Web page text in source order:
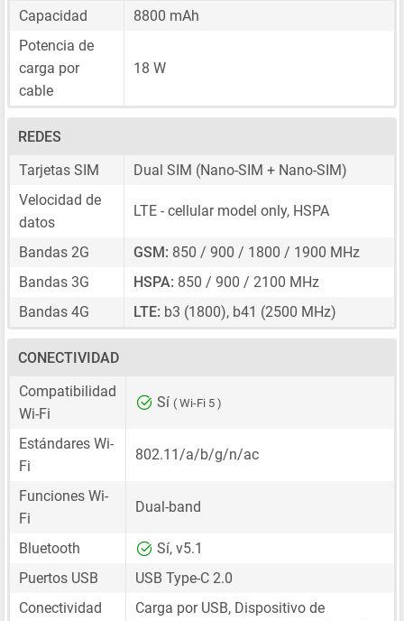
Capacidad
8800 mAh
Potencia de
carga por
cable
18 W
REDES
Tarjetas SIM
Dual SIM (Nano-SIM + Nano-SIM)
Velocidad de
datos
LTE - cellular model only, HSPA
Bandas 2G GSM: 850 / 900 / 1800 / 1900 MHz
Bandas 3G
HSPA: 850 / 900 / 2100 MHz
Bandas 4G
LTE: b3 (1800), b41 (2500 MHz)
CONECTIVIDAD
Compatibilidad
Wi-Fi
Sí ( Wi-Fi 5 )
Estándares Wi-
Fi
802.11/a/b/g/n/ac
Funciones Wi-
Fi
Dual-band
Bluetooth
Sí, v5.1
Puertos USB
USB Type-C 2.0
Conectividad
Carga por USB, Dispositivo de